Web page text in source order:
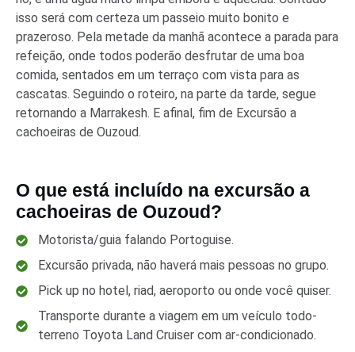
isso será com certeza um passeio muito bonito e
prazeroso. Pela metade da manhã acontece a parada para
refeição, onde todos poderão desfrutar de uma boa
comida, sentados em um terraço com vista para as
cascatas. Seguindo o roteiro, na parte da tarde, segue
retornando a Marrakesh. E afinal, fim de Excursão a
cachoeiras de Ouzoud.
O que está incluído na excursão a
cachoeiras de Ouzoud?
Motorista/guia falando Portoguise.
Excursão privada, não haverá mais pessoas no grupo.
Pick up no hotel, riad, aeroporto ou onde você quiser.
Transporte durante a viagem em um veículo todo-
terreno Toyota Land Cruiser com ar-condicionado.